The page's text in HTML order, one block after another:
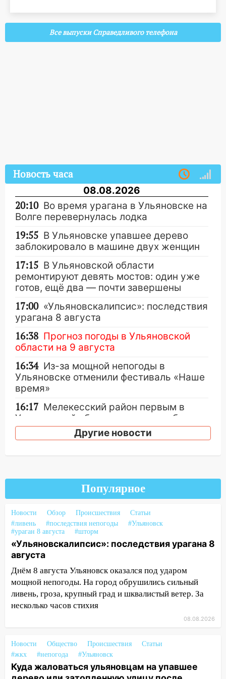
Все выпуски Справедливого телефона
Новость часа
08.08.2026
20:10 Во время урагана в Ульяновске на
Волге перевернулась лодка
19:55 В Ульяновске упавшее дерево
заблокировало в машине двух женщин
17:15 В Ульяновской области
ремонтируют девять мостов: один уже
готов, ещё два — почти завершены
17:00 «Ульяновскалипсис»: последствия
урагана 8 августа
16:38 Прогноз погоды в Ульяновской
области на 9 августа
16:34 Из-за мощной непогоды в
Ульяновске отменили фестиваль «Наше
время»
16:17 Мелекесский район первым в
Ульяновской области намолотил более
100 тысяч тонн зерна
Фоторепортаж с улиц Ульяновска
после шторма: поваленные деревья и
затопленные улицы
14:28 Ураган вырвал остановку на улице
Деева в Заволжье
14:26 Жители Ульяновска сами
пытаются расчистить ливнёвки, не
дождавшись коммунальщиков
14:16 Шторм продолжает ломать город:
на улице Любови Шевцовой рухнул
14:14
Студента из Ульяновска обманули
мошенники под видом преподавателя
14:12 Куда жаловаться ульяновцам на
Другие новости
Популярное
Новости Обзор Происшествия
Статьи
#ливень
#последствия непогоды
#Ульяновск
#ураган 8 августа
#шторм
«Ульяновскалипсис»: последствия урагана 8
августа
Днём 8 августа Ульяновск оказался под ударом
мощной непогоды. На город обрушились сильный
ливень, гроза, крупный град и шквалистый ветер. За
несколько часов стихия
08.08.2026
Новости Общество Происшествия
Статьи
#жкх
#непогода #Ульяновск
Куда жаловаться ульяновцам на упавшее